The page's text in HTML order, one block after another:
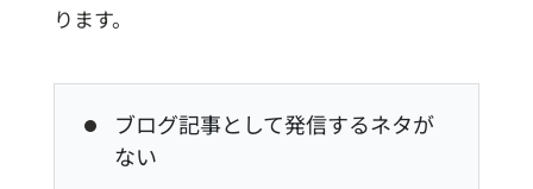
ります。
ブログ記事として発信するネタが
ない